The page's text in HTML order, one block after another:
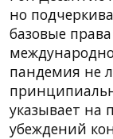
но
базовые
пандемия не
указывает на
убеждений